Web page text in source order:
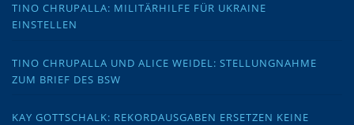
TINO CHRUPALLA: MILITÄRHILFE FÜR UKRAINE
EINSTELLEN
TINO CHRUPALLA UND ALICE WEIDEL: STELLUNGNAHME
ZUM BRIEF DES BSW
KAY GOTTSCHALK: REKORDAUSGABEN ERSETZEN KEINE